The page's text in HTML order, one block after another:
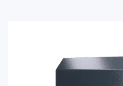
materiál